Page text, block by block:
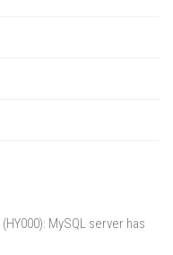
MySQL server has